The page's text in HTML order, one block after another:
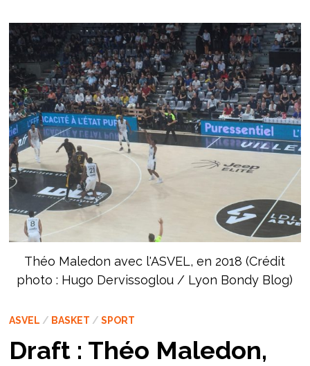
Théo Maledon avec l'ASVEL, en 2018 (Crédit
photo : Hugo Dervissoglou / Lyon Bondy Blog)
ASVEL / BASKET / SPORT
Draft : Théo Maledon,